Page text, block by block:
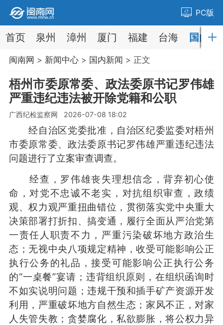
PC版
首页 泉州 漳州 厦门 福建 台海 国内
闽南网 > 新闻中心> 国内新闻 > 正文
梧州市委原常委、政法委原书记罗伟雄
严重违纪违法被开除党籍和公职
广西纪检监察网 2026-07-08 18:02
经自治区党委批准，自治区纪委监委对梧州
市委原常委、政法委原书记罗伟雄严重违纪违法
问题进行了立案审查调查。
经查，罗伟雄丧失理想信念，背弃初心使
命，对党不忠诚不老实，对抗组织审查，政绩
观、权力观严重扭曲错位，贯彻落实党中央重大
决策部署打折扣、搞变通，履行全面从严治党第
一责任人职责不力，严重污染破坏地方政治生
态；无视中央八项规定精神，收受可能影响公正
执行公务的礼品，接受可能影响公正执行公务
的“一桌餐”宴请；违背组织原则，在组织函询时
不如实说明问题；违规干预和插手矿产资源开发
利用，严重破坏地方自然生态；家风不正，对家
人失管失教；贪婪腐化，私欲膨胀，将公权力异